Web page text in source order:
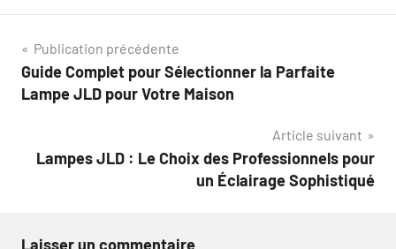
Navigation
de
Publication précédente
Guide Complet pour Sélectionner la Parfaite
Lampe JLD pour Votre Maison
Article suivant
Lampes JLD : Le Choix des Professionnels pour
un Éclairage Sophistiqué
Laisser un commentaire